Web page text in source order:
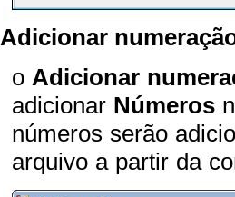
Adicionar
o Adicionar
adicionar Números
números serão
arquivo a partir da